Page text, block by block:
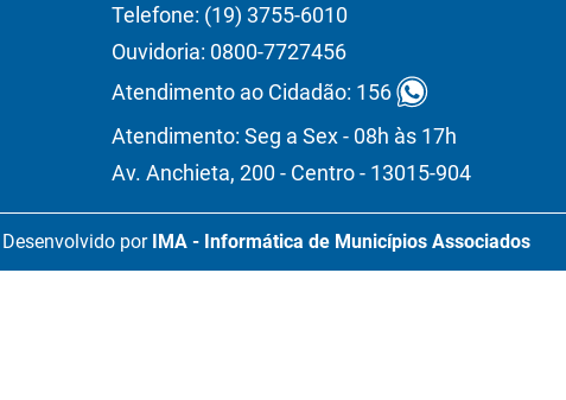
Telefone: (19) 3755-6010
Ouvidoria: 0800-7727456
Atendimento ao Cidadão: 156
Atendimento: Seg a Sex - 08h às 17h
Av. Anchieta, 200 - Centro - 13015-904
Desenvolvido por IMA - Informática de Municípios Associados